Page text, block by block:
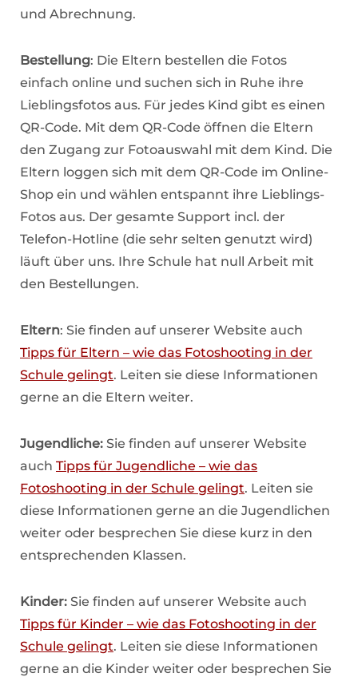
und Abrechnung.
Bestellung: Die Eltern bestellen die Fotos
einfach online und suchen sich in Ruhe ihre
Lieblingsfotos aus. Für jedes Kind gibt es einen
QR-Code. Mit dem QR-Code öffnen die Eltern
den Zugang zur Fotoauswahl mit dem Kind. Die
Eltern loggen sich mit dem QR-Code im Online-
Shop ein und wählen entspannt ihre Lieblings-
Fotos aus. Der gesamte Support incl. der
Telefon-Hotline (die sehr selten genutzt wird)
läuft über uns. Ihre Schule hat null Arbeit mit
den Bestellungen.
Eltern: Sie finden auf unserer Website auch
Tipps für Eltern – wie das Fotoshooting in der
Schule gelingt. Leiten sie diese Informationen
gerne an die Eltern weiter.
Jugendliche: Sie finden auf unserer Website
auch Tipps für Jugendliche – wie das
Fotoshooting in der Schule gelingt. Leiten sie
diese Informationen gerne an die Jugendlichen
weiter oder besprechen Sie diese kurz in den
entsprechenden Klassen.
Kinder: Sie finden auf unserer Website auch
Tipps für Kinder – wie das Fotoshooting in der
Schule gelingt. Leiten sie diese Informationen
gerne an die Kinder weiter oder besprechen Sie